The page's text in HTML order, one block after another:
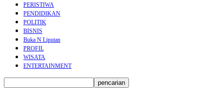
PERISTIWA
PENDIDIKAN
POLITIK
BISNIS
Buka N Liputan
PROFIL
WISATA
ENTERTAINMENT